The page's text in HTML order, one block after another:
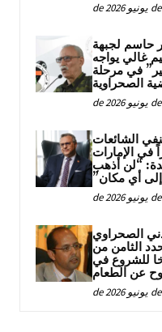
حاسم لجبهة
غالي يواجه
في مرحلة
الصحراوية
الشائعات
في الإمارات
“لن أذهب
إلى أي مكان”
الصحراوي
الثامن من
للشروع في
عن الطعام